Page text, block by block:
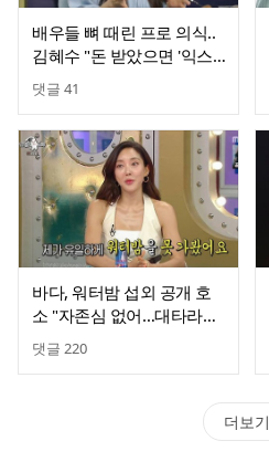
배우들 뼈 때린 프로 의식..
김혜수 "돈 받았으면 '익스
큐즈' 없다, 내 몫 해내야"
댓글 41
바다, 워터밤 섭외 공개 호
소 "자존심 없어…대타라도
불러달라"
댓글 220
더보기